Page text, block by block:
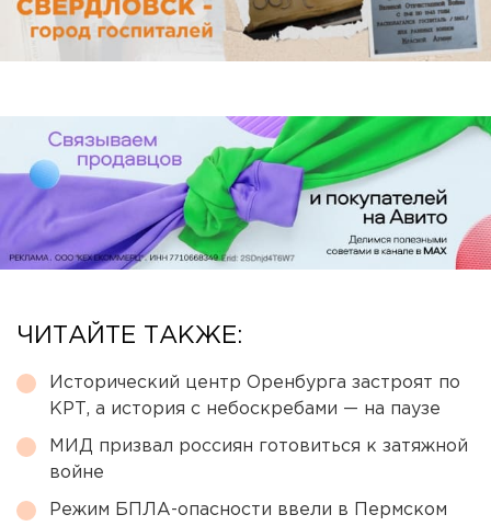
ЧИТАЙТЕ ТАКЖЕ:
Исторический центр Оренбурга застроят по
КРТ, а история с небоскребами — на паузе
МИД призвал россиян готовиться к затяжной
войне
Режим БПЛА-опасности ввели в Пермском